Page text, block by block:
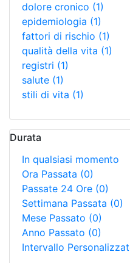
dolore cronico (1)
epidemiologia (1)
fattori di rischio (1)
qualità della vita (1)
registri (1)
salute (1)
stili di vita (1)
Durata
In qualsiasi momento
Ora Passata (0)
Passate 24 Ore (0)
Settimana Passata (0)
Mese Passato (0)
Anno Passato (0)
Intervallo